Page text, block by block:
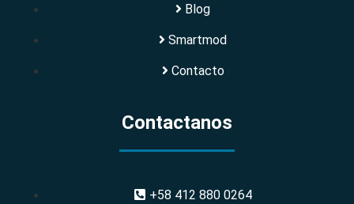
Blog
Smartmod
Contacto
Contactanos
+58 412 880 0264